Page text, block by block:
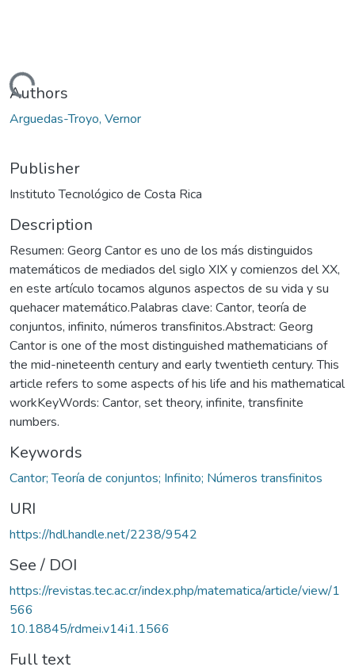
Loading...
Authors
Arguedas-Troyo, Vernor
Publisher
Instituto Tecnológico de Costa Rica
Description
Resumen: Georg Cantor es uno de los más distinguidos
matemáticos de mediados del siglo XIX y comienzos del XX,
en este artículo tocamos algunos aspectos de su vida y su
quehacer matemático.Palabras clave: Cantor, teoría de
conjuntos, infinito, números transfinitos.Abstract: Georg
Cantor is one of the most distinguished mathematicians of
the mid-nineteenth century and early twentieth century. This
article refers to some aspects of his life and his mathematical
workKeyWords: Cantor, set theory, infinite, transfinite
numbers.
Keywords
Cantor; Teoría de conjuntos; Infinito; Números transfinitos
URI
https://hdl.handle.net/2238/9542
See / DOI
https://revistas.tec.ac.cr/index.php/matematica/article/view/1
566
10.18845/rdmei.v14i1.1566
Full text